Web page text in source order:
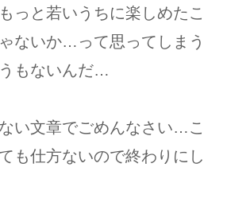
っと若いうちに楽しめたこ
ないか…って思ってしまう
もないんだ…
い文章でごめんなさい…こ
も仕方ないので終わりにし